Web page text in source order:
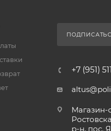
+7 (951)
Магазин-
р-н, пос.